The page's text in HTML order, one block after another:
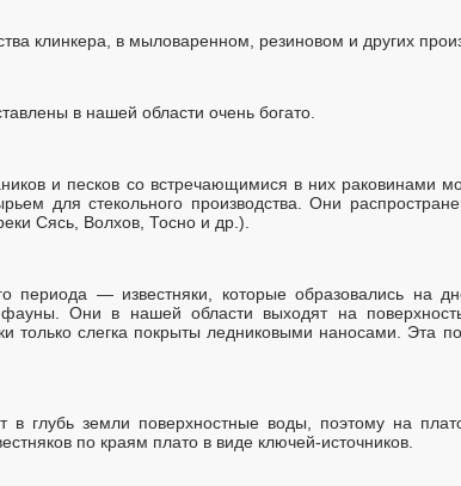
клинкера, в мыловаренном, резиновом и других
в нашей области очень богато.
и песков со встречающимися в них раковинами
для стекольного производства. Они
Сясь, Волхов, Тосно и др.).
периода — известняки, которые образовались на
фауны. Они в нашей области выходят на
только слегка покрыты ледниковыми наносами. Эта
в глубь земли поверхностные воды, поэтому на
по краям плато в виде ключей-источников.